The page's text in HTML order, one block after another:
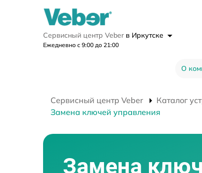
Сервисный центр Veber в Иркутске
Ежедневно с 9:00 до 21:00
О
Сервисный центр Veber Каталог
Замена ключей управления
Замена